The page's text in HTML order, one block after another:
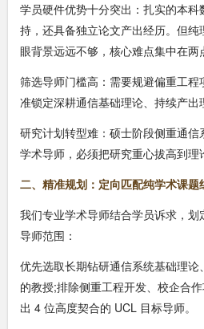
学员硬件优势十分突出：扎实的本
持，还具备独立论文产出经历。但
眼背景远远不够，核心难点集中在两
筛选导师门槛高：需要规避偏重工
准锁定深耕通信基础理论、持续产出
研究计划转型难：硕士阶段侧重通
学术导师，必须把研究重心拔高到理
二、精准规划：定向匹配纯学术课题
我们专业学术导师结合学员诉求，
导师范围：
优先选取长期钻研通信系统基础理
的教授;排除侧重工程开发、校企合
出 4 位高度契合的 UCL 目标导师。